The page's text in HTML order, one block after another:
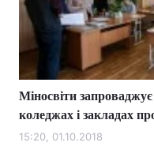
Міносвіти
коледжах і закладах
15:20, 01.10.2018